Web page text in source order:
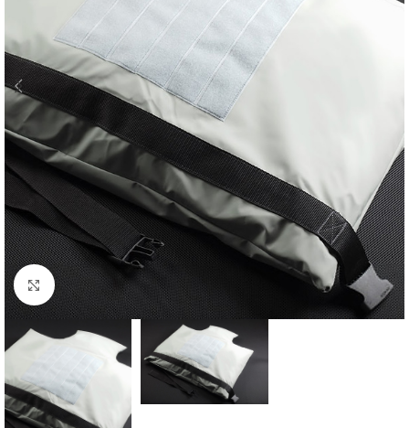
Click to enlarge